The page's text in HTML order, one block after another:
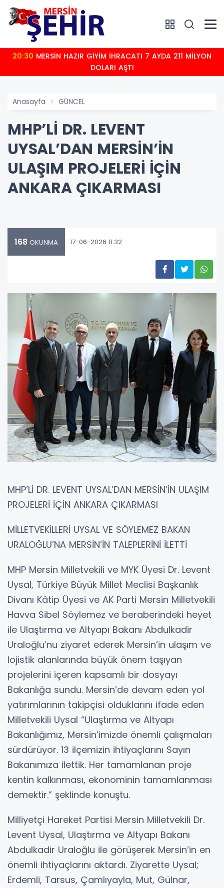
20:30
DOLARI AŞTI
Anasayfa GÜNCEL
MHP’Lİ DR. LEVENT
UYSAL’DAN MERSİN’İN
ULAŞIM PROJELERİ İÇİN
ANKARA ÇIKARMASI
168 OKUNMA 17-06-2026 11:32
MHP’Lİ DR. LEVENT UYSAL’DAN MERSİN’İN ULAŞIM
PROJELERİ İÇİN ANKARA ÇIKARMASI
MİLLETVEKİLLERİ UYSAL VE SÖYLEMEZ BAKAN
URALOĞLU’NA MERSİN’İN TALEPLERİNİ İLETTİ
MHP Mersin Milletvekili ve MYK Üyesi Dr. Levent
Uysal, Türkiye Büyük Millet Meclisi Başkanlık
Divanı Kâtip Üyesi ve AK Parti Mersin Milletvekili
Havva Sibel Söylemez ve beraberindeki heyet
ile Ulaştırma ve Altyapı Bakanı Abdulkadir
Uraloğlu’nu ziyaret ederek Mersin’in ulaşım ve
lojistik alanlarında büyük önem taşıyan
projelerini içeren kapsamlı bir dosyayı
Bakanlığa sundu. Mersin’de devam eden yol
yatırımlarının takipçisi olduklarını ifade eden
Milletvekili Uysal “Ulaştırma ve Altyapı
Bakanlığımız, Mersin’imizde önemli çalışmaları
sürdürüyor. 13 ilçemizin ihtiyaçlarını Sayın
Bakanımıza ilettik. Her tamamlanan proje
kentin kalkınması, ekonominin tamamlanması
demektir.” şeklinde konuştu.
Milliyetçi Hareket Partisi Mersin Milletvekili Dr.
Levent Uysal, Ulaştırma ve Altyapı Bakanı
Abdulkadir Uraloğlu ile görüşerek Mersin’in en
önemli ihtiyaçlarını aktardı. Ziyarette Uysal;
Erdemli, Tarsus, Çamlıyayla, Mut, Gülnar,